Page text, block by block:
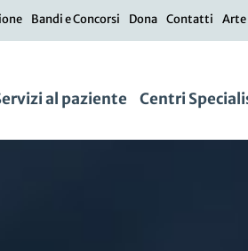
Bandi e Concorsi Dona Contatti Arte
al paziente Centri